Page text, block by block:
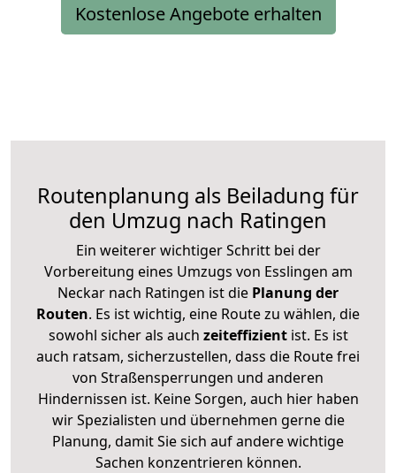
Kostenlose Angebote erhalten
Routenplanung als Beiladung für
den Umzug nach Ratingen
Ein weiterer wichtiger Schritt bei der
Vorbereitung eines Umzugs von Esslingen am
Neckar nach Ratingen ist die Planung der
Routen. Es ist wichtig, eine Route zu wählen, die
sowohl sicher als auch zeiteffizientist. Es ist
auch ratsam, sicherzustellen, dass die Route frei
von Straßensperrungen und anderen
Hindernissen ist. Keine Sorgen, auch hier haben
wir Spezialisten und übernehmen gerne die
Planung, damit Sie sich auf andere wichtige
Sachen konzentrieren können.